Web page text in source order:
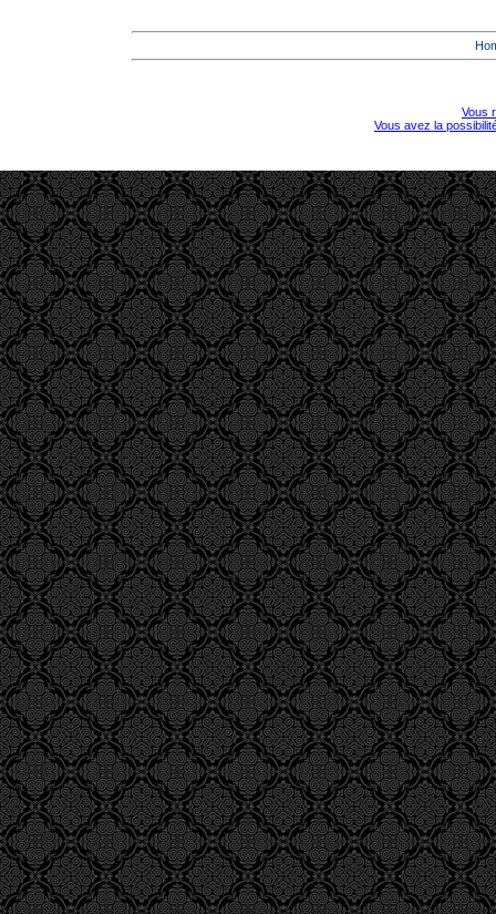
Vous
Vous avez la